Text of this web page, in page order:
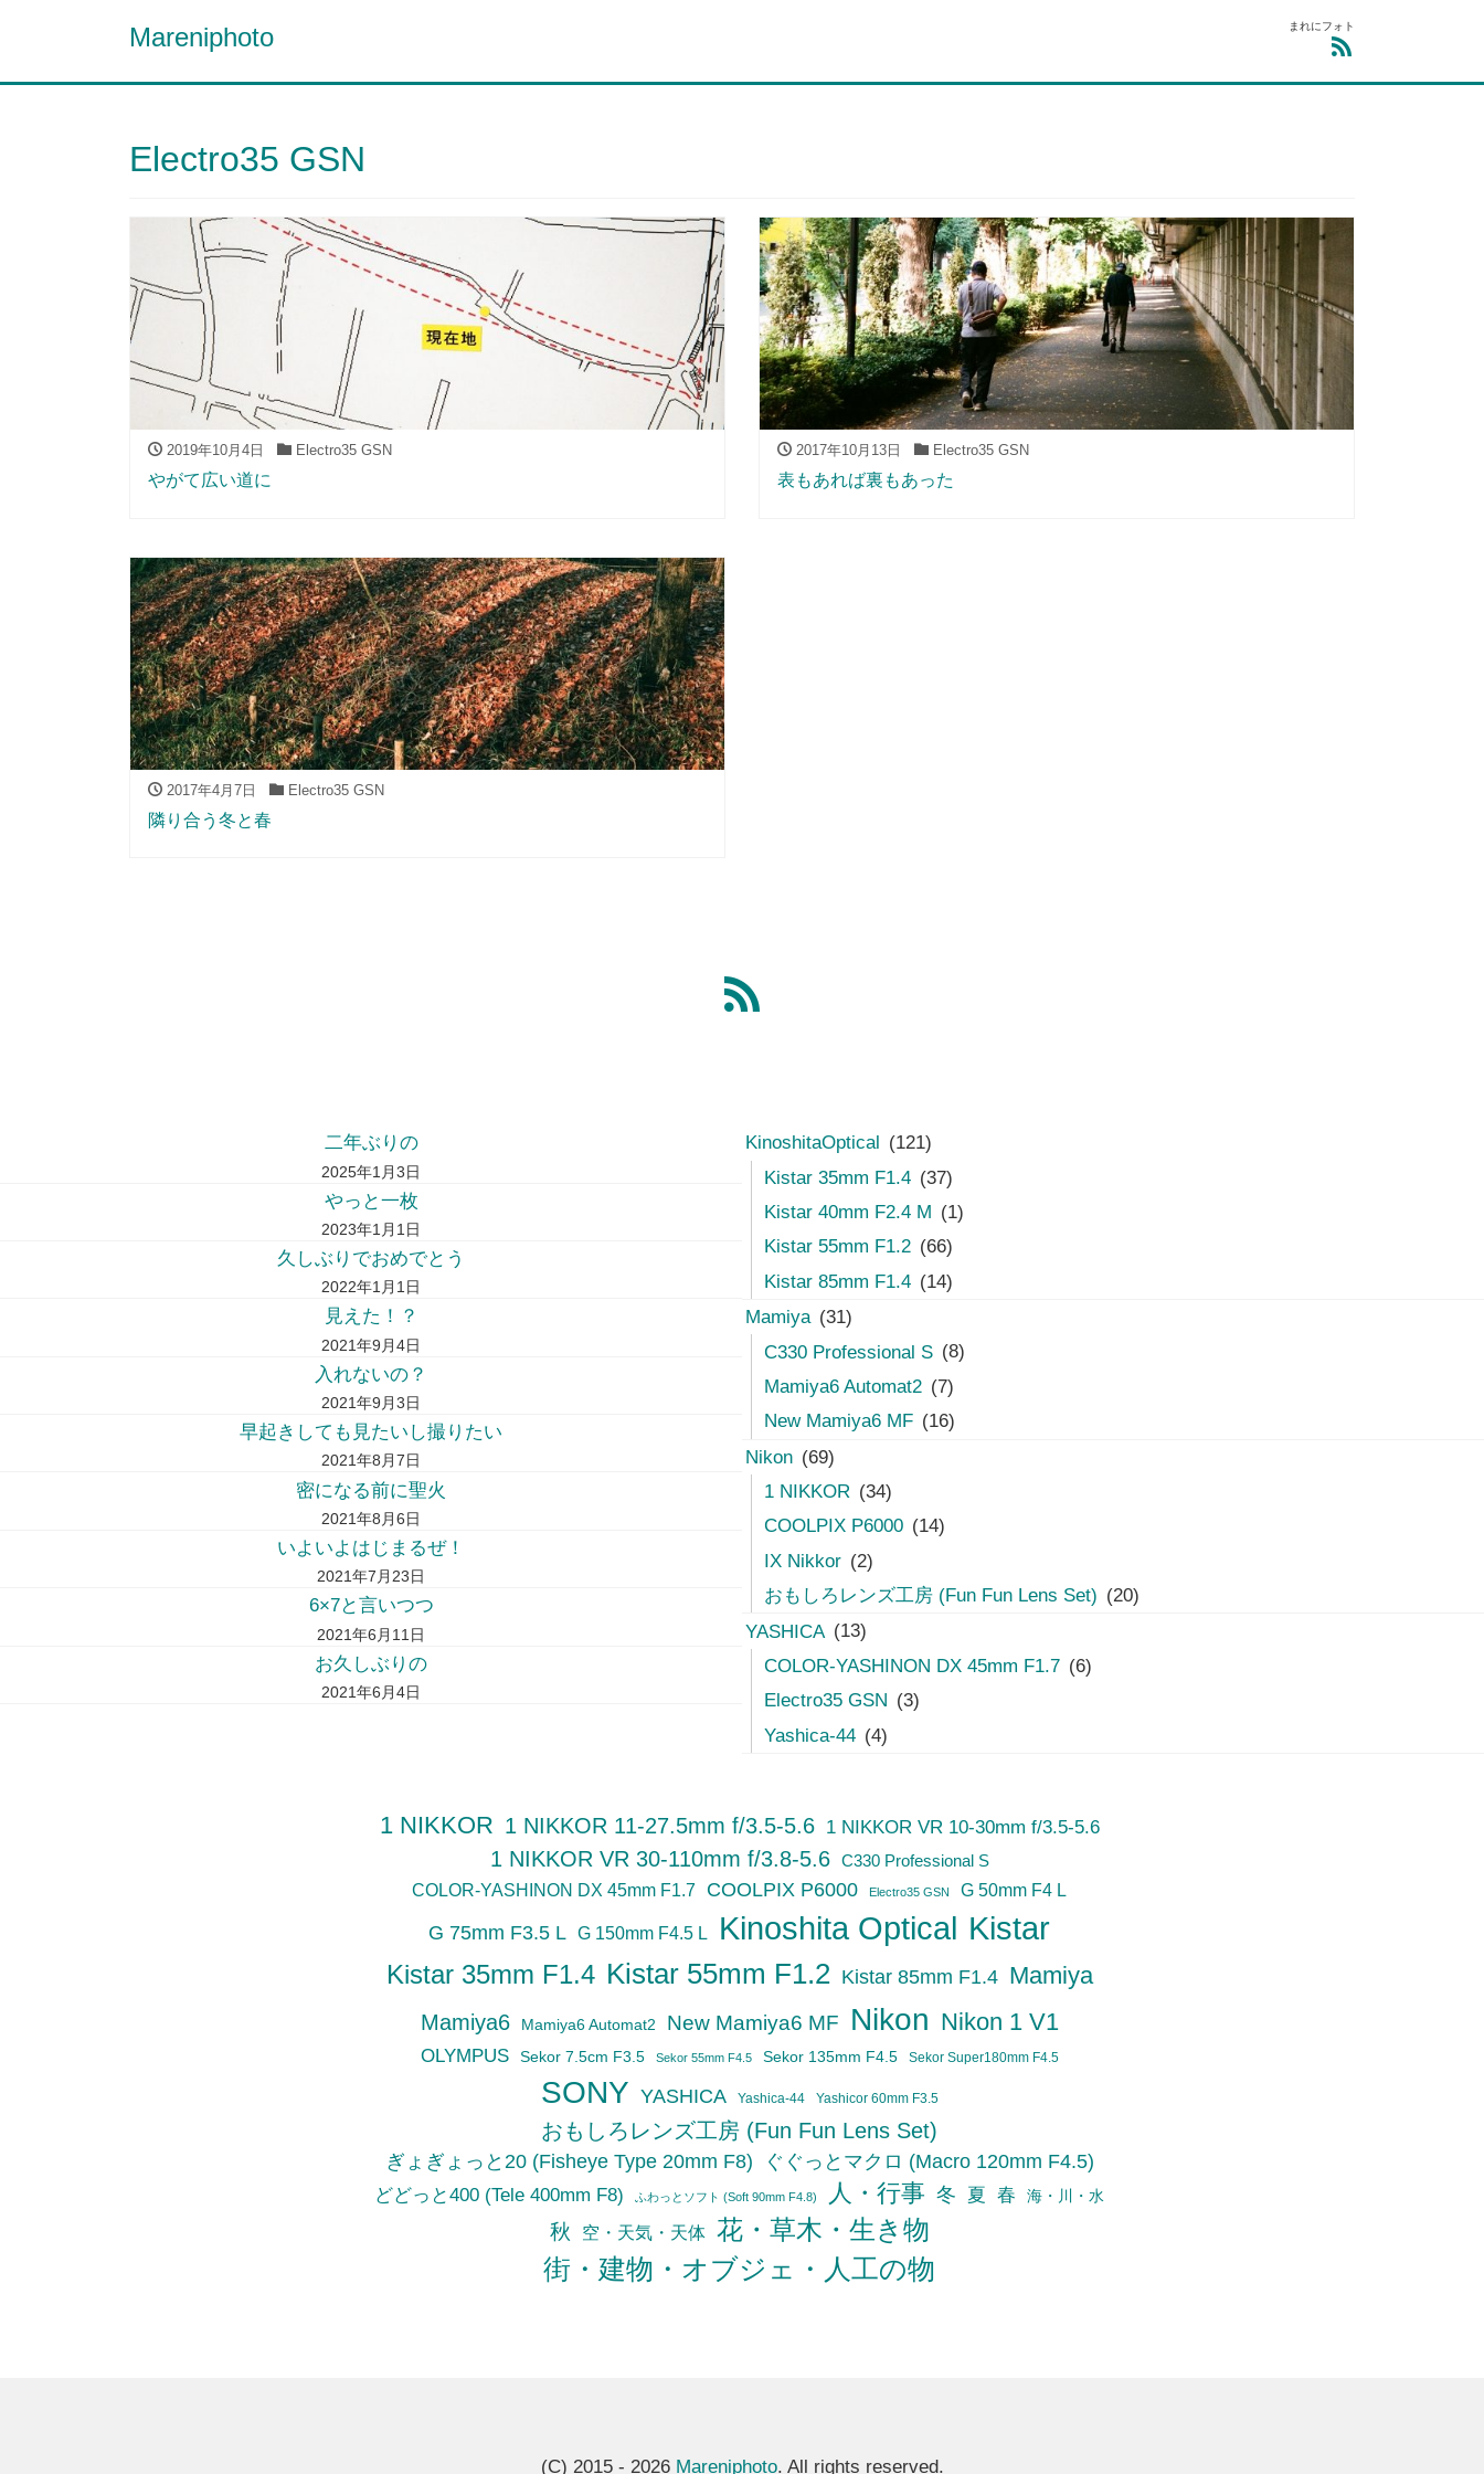
Mareniphoto まれにフォト
Electro35 GSN
2019年10月4日 Electro35 GSN
やがて広い道に
2017年10月13日 Electro35 GSN
表もあれば裏もあった
2017年4月7日 Electro35 GSN
隣り合う冬と春
二年ぶりの
2025年1月3日
やっと一枚
2023年1月1日
久しぶりでおめでとう
2022年1月1日
見えた！？
2021年9月4日
入れないの？
2021年9月3日
早起きしても見たいし撮りたい
2021年8月7日
密になる前に聖火
2021年8月6日
いよいよはじまるぜ！
2021年7月23日
6×7と言いつつ
2021年6月11日
お久しぶりの
2021年6月4日
KinoshitaOptical
(121)
Kistar 35mm F1.4 (37)
Kistar 40mm F2.4 M (1)
Kistar 55mm F1.2 (66)
Kistar 85mm F1.4 (14)
Mamiya (31)
C330 Professional S (8)
Mamiya6 Automat2 (7)
New Mamiya6 MF (16)
Nikon (69)
1 NIKKOR (34)
COOLPIX P6000 (14)
IX Nikkor (2)
おもしろレンズ工房 (Fun Fun Lens Set) (20)
YASHICA (13)
COLOR-YASHINON DX 45mm F1.7 (6)
Electro35 GSN (3)
Yashica-44 (4)
1 NIKKOR 1 NIKKOR 11-27.5mm f/3.5-5.6 1 NIKKOR VR 10-30mm f/3.5-5.6
1 NIKKOR VR 30-110mm f/3.8-5.6
C330 Professional S
COLOR-YASHINON DX 45mm F1.7
COOLPIX P6000 Electro35 GSN G 50mm F4 L
G 75mm F3.5 L G 150mm F4.5 L Kinoshita Optical Kistar
Kistar 35mm F1.4 Kistar 55mm F1.2 Kistar 85mm F1.4 Mamiya
Mamiya6 Mamiya6 Automat2 New Mamiya6 MF Nikon Nikon 1 V1
OLYMPUS Sekor 7.5cm F3.5 Sekor 55mm F4.5 Sekor 135mm F4.5 Sekor Super180mm F4.5
SONY YASHICA Yashica-44 Yashicor 60mm F3.5
おもしろレンズ工房 (Fun Fun Lens Set)
ぎょぎょっと20 (Fisheye Type 20mm F8) ぐぐっとマクロ (Macro 120mm F4.5)
どどっと400 (Tele 400mm F8) ふわっとソフト (Soft 90mm F4.8) 人・行事 冬 夏 春 海・川・水
秋 空・天気・天体 花・草木・生き物
街・建物・オブジェ・人工の物
(C) 2015 - 2026 Mareniphoto. All rights reserved.